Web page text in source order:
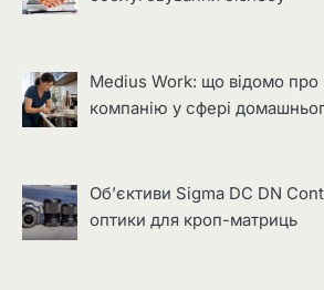
Medius Work: що відомо про
компанію у сфері
Об’єктиви Sigma DC DN
оптики для кроп-матриць